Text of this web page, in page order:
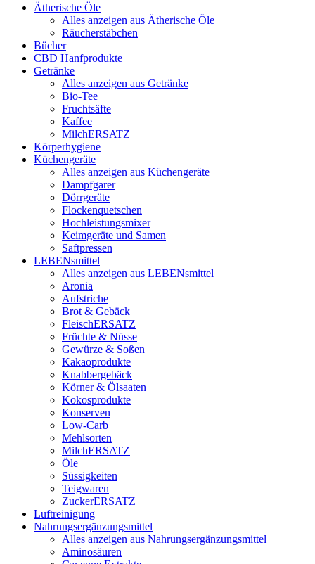
Ätherische Öle
Alles anzeigen aus Ätherische Öle
Räucherstäbchen
Bücher
CBD Hanfprodukte
Getränke
Alles anzeigen aus Getränke
Bio-Tee
Fruchtsäfte
Kaffee
MilchERSATZ
Körperhygiene
Küchengeräte
Alles anzeigen aus Küchengeräte
Dampfgarer
Dörrgeräte
Flockenquetschen
Hochleistungsmixer
Keimgeräte und Samen
Saftpressen
LEBENsmittel
Alles anzeigen aus LEBENsmittel
Aronia
Aufstriche
Brot & Gebäck
FleischERSATZ
Früchte & Nüsse
Gewürze & Soßen
Kakaoprodukte
Knabbergebäck
Körner & Ölsaaten
Kokosprodukte
Konserven
Low-Carb
Mehlsorten
MilchERSATZ
Öle
Süssigkeiten
Teigwaren
ZuckerERSATZ
Luftreinigung
Nahrungsergänzungsmittel
Alles anzeigen aus Nahrungsergänzungsmittel
Aminosäuren